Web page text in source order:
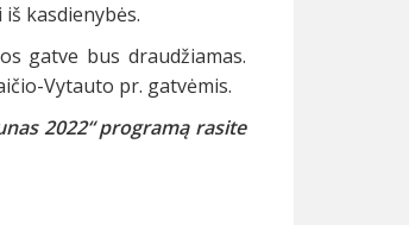
kasdienybės.
gatve bus draudžiamas.
Vytauto pr. gatvėmis.
2022“ programą rasite